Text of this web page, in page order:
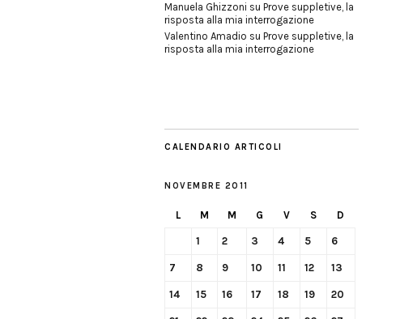
Manuela Ghizzoni su Prove suppletive, la
risposta alla mia interrogazione
Valentino Amadio su Prove suppletive, la
risposta alla mia interrogazione
CALENDARIO ARTICOLI
NOVEMBRE 2011
L M M G V S D
1 2 3 4 5 6
7 8 9 10 11 12 13
14 15 16 17 18 19 20